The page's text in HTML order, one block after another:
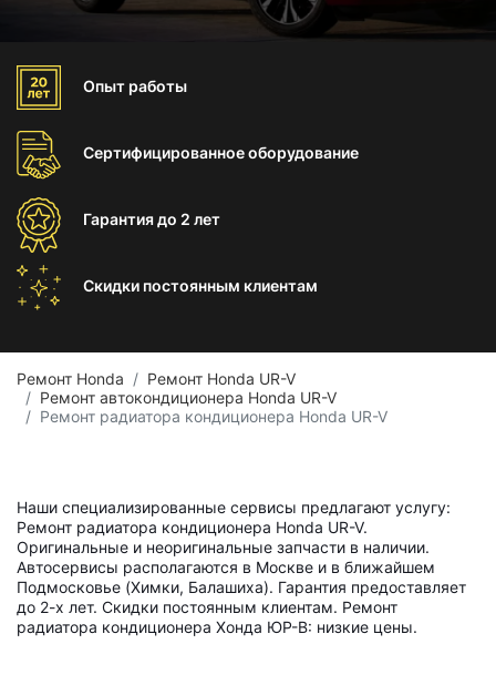
Опыт работы
Сертифицированноеоборудование
Гарантиядо 2 лет
Скидки постоянным клиентам
Ремонт Honda
Ремонт Honda UR-V
Ремонт автокондиционера Honda UR-V
Ремонт радиатора кондиционера Honda UR-V
Наши специализированные сервисы предлагают услугу:
Ремонт радиатора кондиционера Honda UR-V.
Оригинальные и неоригинальные запчасти в наличии.
Автосервисы располагаются в Москве и в ближайшем
Подмосковье (Химки, Балашиха). Гарантия предоставляет
до 2-х лет. Скидки постоянным клиентам. Ремонт
радиатора кондиционера Хонда ЮР-В: низкие цены.